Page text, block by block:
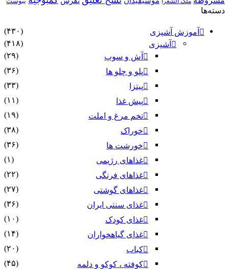
دسته‌ها
آموزش آشپزی
(۴۳۰)
آشپزی
(۴۱۸)
آش و سوپ
(۲۹)
پلو و چلو ها
(۳۶)
پیتزا
(۳۳)
پیش غذا
(۱۱)
تخم مرغ و املت
(۱۹)
خوراک
(۳۸)
خورشت ها
(۳۶)
غذاهای رژیمی
(۱)
غذاهای فرنگی
(۲۲)
غذاهای گوشتی
(۲۷)
غذای سنتی ایران
(۳۶)
غذای کودک
(۱۰)
غذای گیاهخواران
(۱۴)
کباب
(۲۰)
کوفته ، کوکو و دلمه
(۴۵)